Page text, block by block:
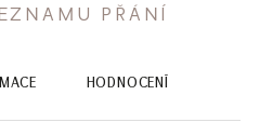
PŘÁNÍ
HODNOCENÍ